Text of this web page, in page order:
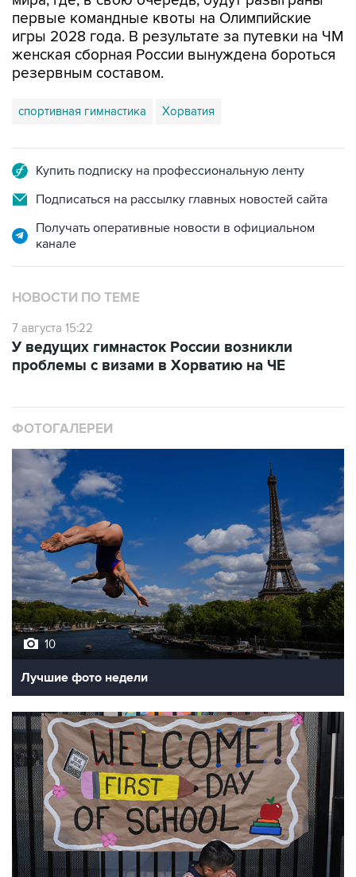
первые командные квоты на Олимпийские
игры 2028 года. В результате за путевки на ЧМ
женская сборная России вынуждена бороться
резервным составом.
спортивная гимнастика Хорватия
Купить подписку на профессиональную ленту
Подписаться на рассылку главных новостей сайта
Получать оперативные новости в официальном
канале
НОВОСТИ ПО ТЕМЕ
7 августа 15:22
У ведущих гимнасток России возникли
проблемы с визами в Хорватию на ЧЕ
ФОТОГАЛЕРЕИ
10
Лучшие фото недели